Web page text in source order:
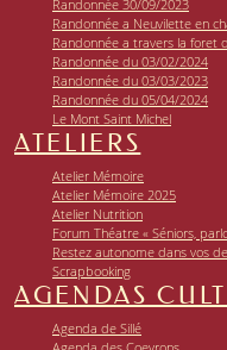
Randonnée 30/09/2023
Randonnée a Neuvilette en
Randonnée a travers la foret
Randonnée du 03/02/2024
Randonnée du 03/03/2023
Randonnée du 05/04/2024
Le Mont Saint Michel
ATELIERS
Atelier Mémoire
Atelier Mémoire 2025
Atelier Nutrition
Forum Théatre « Séniors,
Restez autonome dans vos
Scrapbooking
AGENDAS
Agenda de Sillé